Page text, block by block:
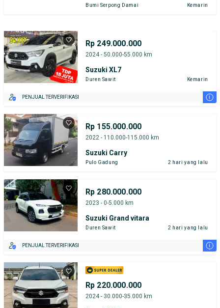
Bumi Serpong Damai Kemarin
Rp 249.000.000
2024 - 50.000-55.000 km
Suzuki XL7
Duren Sawit Kemarin
PENJUAL TERVERIFIKASI i
Rp 155.000.000
2022 - 110.000-115.000 km
Suzuki Carry
Pulo Gadung 2 hari yang lalu
Rp 280.000.000
2023 - 0-5.000 km
Suzuki Grand vitara
Duren Sawit 2 hari yang lalu
PENJUAL TERVERIFIKASI i
Rp 220.000.000
2024 - 30.000-35.000 km